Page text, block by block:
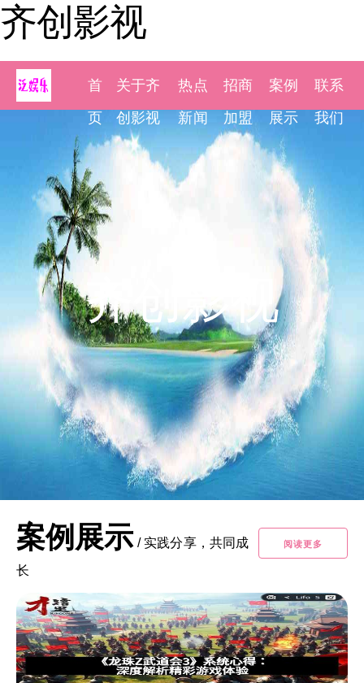
齐创影视
首
页
关于齐
创影视
热点
新闻
招商
加盟
案例
展示
联系
我们
齐创影视
案例展示 / 实践分享，共同成
长
阅读更多